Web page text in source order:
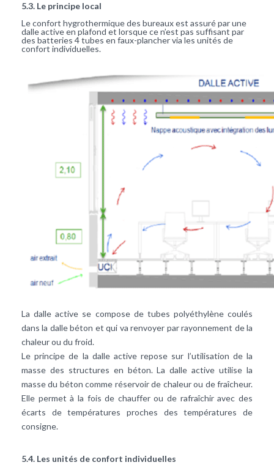
5.3. Le principe local
Le confort hygrothermique des bureaux est assuré par une
dalle active en plafond et lorsque ce n’est pas suffisant par
des batteries 4 tubes en faux-plancher via les unités de
confort individuelles.
La dalle active se compose de tubes polyéthylène coulés
dans la dalle béton et qui va renvoyer par rayonnement de la
chaleur ou du froid.
Le principe de la dalle active repose sur l’utilisation de la
masse des structures en béton. La dalle active utilise la
masse du béton comme réservoir de chaleur ou de fraîcheur.
Elle permet à la fois de chauffer ou de rafraîchir avec des
écarts de températures proches des températures de
consigne.
5.4. Les unités de confort individuelles